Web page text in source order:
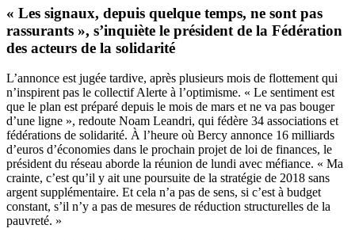
« Les signaux, depuis quelque temps, ne sont pas
rassurants », s’inquiète le président de la Fédération
des acteurs de la solidarité
L’annonce est jugée tardive, après plusieurs mois de flottement qui
n’inspirent pas le collectif Alerte à l’optimisme. « Le sentiment est
que le plan est préparé depuis le mois de mars et ne va pas bouger
d’une ligne », redoute Noam Leandri, qui fédère 34 associations et
fédérations de solidarité. À l’heure où Bercy annonce 16 milliards
d’euros d’économies dans le prochain projet de loi de finances, le
président du réseau aborde la réunion de lundi avec méfiance. « Ma
crainte, c’est qu’il y ait une poursuite de la stratégie de 2018 sans
argent supplémentaire. Et cela n’a pas de sens, si c’est à budget
constant, s’il n’y a pas de mesures de réduction structurelles de la
pauvreté. »